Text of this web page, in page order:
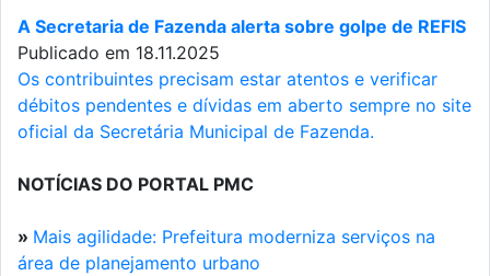
A Secretaria de Fazenda alerta sobre golpe de REFIS
Publicado em 18.11.2025
Os contribuintes precisam estar atentos e verificar
débitos pendentes e dívidas em aberto sempre no site
oficial da Secretária Municipal de Fazenda.
NOTÍCIAS DO PORTAL PMC
» Mais agilidade: Prefeitura moderniza serviços na
área de planejamento urbano